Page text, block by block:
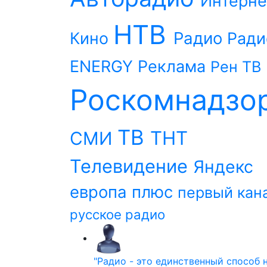
Кино НТВ Радио
ENERGY Реклама Рен ТВ
СМИ ТВ ТНТ
Телевидение Яндекс
европа плюс первый
русское радио
"Радио - это единственный способ